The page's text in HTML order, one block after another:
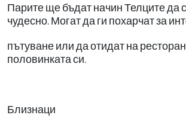
Парите ще бъдат начин Телците да
чудесно. Могат да ги похарчат за
пътуване или да отидат на
половинката си.
Близнаци